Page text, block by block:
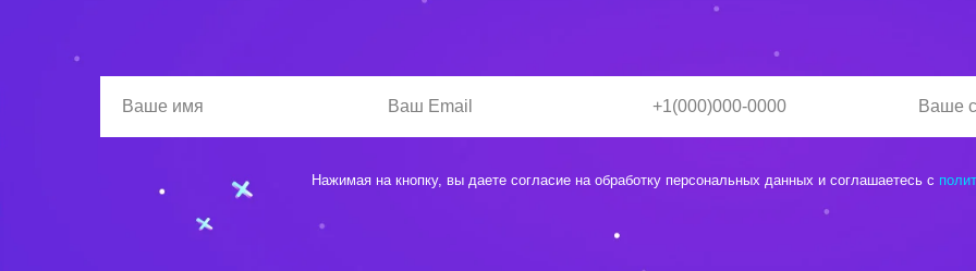
Нажимая на кнопку, вы даете согласие на обработку персональных данных и соглашаетесь c